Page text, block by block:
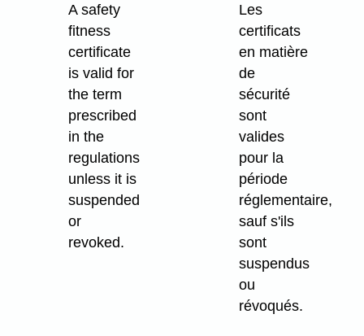
A safety
fitness
certificate
is valid for
the term
prescribed
in the
regulations
unless it is
suspended
or
revoked.
Les
certificats
en matière
de
sécurité
sont
valides
pour la
période
réglementaire,
sauf s'ils
sont
suspendus
ou
révoqués.